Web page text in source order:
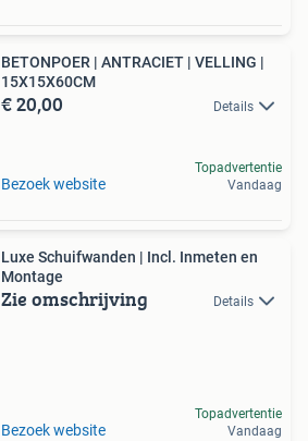
BETONPOER | ANTRACIET | VELLING |
15X15X60CM
€ 20,00 Details
Bezoek website
Topadvertentie
Vandaag
Luxe Schuifwanden | Incl. Inmeten en
Montage
Zie omschrijving Details
Bezoek website
Topadvertentie
Vandaag